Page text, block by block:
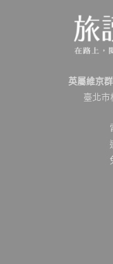
英屬維京
臺北市